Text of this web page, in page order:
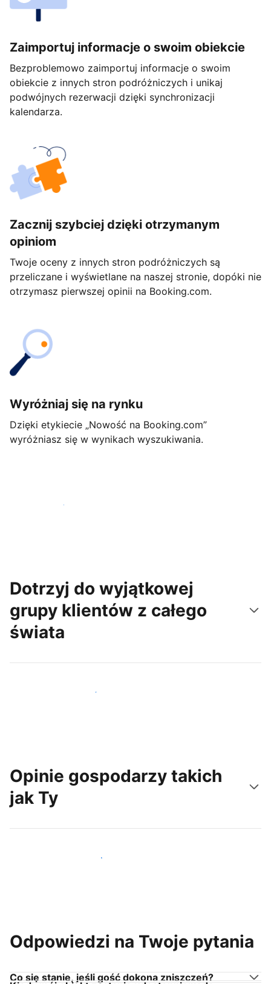
Zaimportuj informacje o swoim obiekcie
Bezproblemowo zaimportuj informacje o swoim
obiekcie z innych stron podróżniczych i unikaj
podwójnych rezerwacji dzięki synchronizacji
kalendarza.
Zacznij szybciej dzięki otrzymanym
opiniom
Twoje oceny z innych stron podróżniczych są
przeliczane i wyświetlane na naszej stronie, dopóki nie
otrzymasz pierwszej opinii na Booking.com.
Wyróżniaj się na rynku
Dzięki etykiecie „Nowość na Booking.com”
wyróżniasz się w wynikach wyszukiwania.
Rozpocznij już dziś
Dotrzyj do wyjątkowej
grupy klientów z całego
świata
Dotrzyj do nowych gości już dziś
Opinie gospodarzy takich
jak Ty
Dołącz do gospodarzy takich jak Ty
Odpowiedzi na Twoje pytania
Co się stanie, jeśli gość dokona zniszczeń?